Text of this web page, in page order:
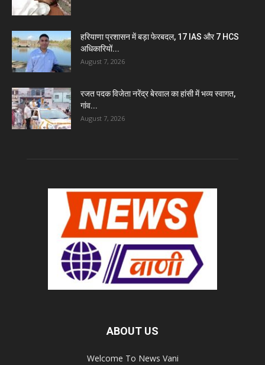
हरियाणा प्रशासन में बड़ा फेरबदल, 17 IAS और 7 HCS
अधिकारियों...
August 7, 2026
रजत पदक विजेता नरेंद्र बेरवाल का हांसी में भव्य स्वागत,
गांव...
August 7, 2026
ABOUT US
Welcome To News Vani